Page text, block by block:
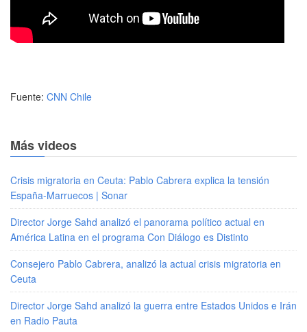
Fuente: CNN Chile
Más videos
Crisis migratoria en Ceuta: Pablo Cabrera explica la tensión
España-Marruecos | Sonar
Director Jorge Sahd analizó el panorama político actual en
América Latina en el programa Con Diálogo es Distinto
Consejero Pablo Cabrera, analizó la actual crisis migratoria en
Ceuta
Director Jorge Sahd analizó la guerra entre Estados Unidos e Irán
en Radio Pauta